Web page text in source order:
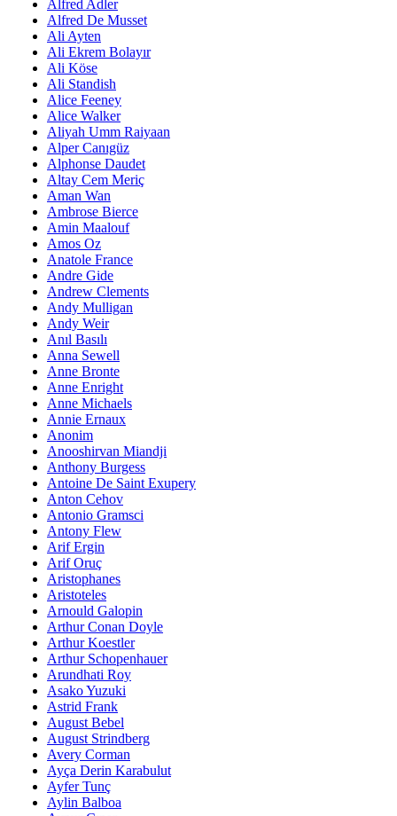
Alfred Adler
Alfred De Musset
Ali Ayten
Ali Ekrem Bolayır
Ali Köse
Ali Standish
Alice Feeney
Alice Walker
Aliyah Umm Raiyaan
Alper Canıgüz
Alphonse Daudet
Altay Cem Meriç
Aman Wan
Ambrose Bierce
Amin Maalouf
Amos Oz
Anatole France
Andre Gide
Andrew Clements
Andy Mulligan
Andy Weir
Anıl Basılı
Anna Sewell
Anne Bronte
Anne Enright
Anne Michaels
Annie Ernaux
Anonim
Anooshirvan Miandji
Anthony Burgess
Antoine De Saint Exupery
Anton Cehov
Antonio Gramsci
Antony Flew
Arif Ergin
Arif Oruç
Aristophanes
Aristoteles
Arnould Galopin
Arthur Conan Doyle
Arthur Koestler
Arthur Schopenhauer
Arundhati Roy
Asako Yuzuki
Astrid Frank
August Bebel
August Strindberg
Avery Corman
Ayça Derin Karabulut
Ayfer Tunç
Aylin Balboa